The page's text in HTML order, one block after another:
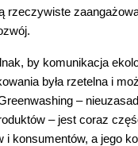
rzeczywiste
by komunikacja
była rzetelna i
–
– jest coraz
i konsumentów, a jego